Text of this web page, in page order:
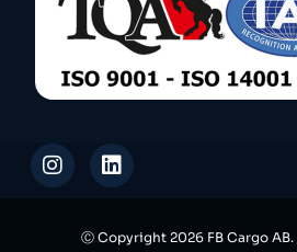
Ⓒ Copyright 2026 FB Cargo AB.